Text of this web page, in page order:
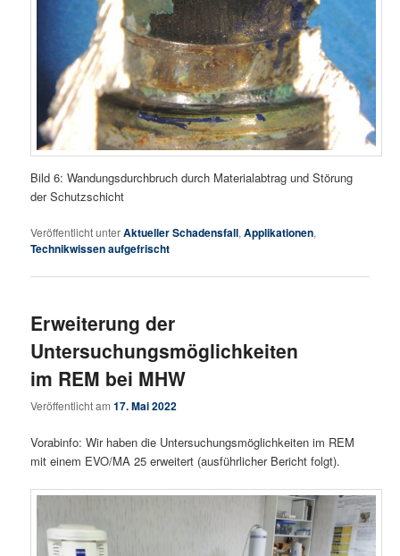
Bild 6: Wandungsdurchbruch durch Materialabtrag und Störung
der Schutzschicht
Veröffentlicht unterAktueller Schadensfall,Applikationen,
Technikwissen aufgefrischt
Erweiterung der
Untersuchungsmöglichkeiten
im REM bei MHW
Veröffentlicht am17. Mai 2022
Vorabinfo: Wir haben die Untersuchungsmöglichkeiten im REM
mit einem EVO/MA 25 erweitert (ausführlicher Bericht folgt).